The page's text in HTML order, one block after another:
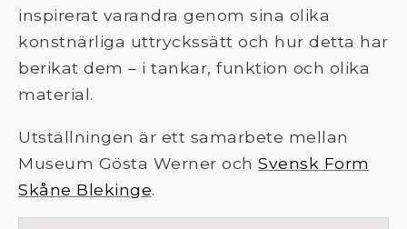
inspirerat varandra genom sina olika
konstnärliga uttryckssätt och hur detta har
berikat dem – i tankar, funktion och olika
material.
Utställningen är ett samarbete mellan
Museum Gösta Werner och Svensk Form
Skåne Blekinge.